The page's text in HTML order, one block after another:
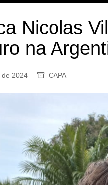
Nicolas
na
de 2024 CAPA